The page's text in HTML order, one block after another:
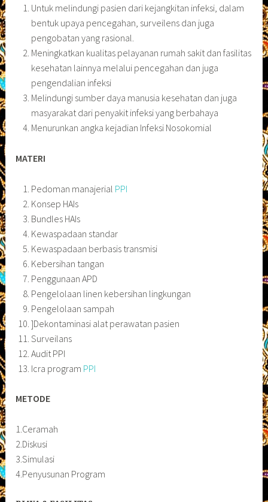
Untuk melindungi pasien dari kejangkitan infeksi, dalam
bentuk upaya pencegahan, surveilens dan juga
pengobatan yang rasional.
Meningkatkan kualitas pelayanan rumah sakit dan fasilitas
kesehatan lainnya melalui pencegahan dan juga
pengendalian infeksi
Melindungi sumber daya manusia kesehatan dan juga
masyarakat dari penyakit infeksi yang berbahaya
Menurunkan angka kejadian Infeksi Nosokomial
MATERI
Pedoman manajerial PPI
Konsep HAIs
Bundles HAIs
Kewaspadaan standar
Kewaspadaan berbasis transmisi
Kebersihan tangan
Penggunaan APD
Pengelolaan linen kebersihan lingkungan
Pengelolaan sampah
]Dekontaminasi alat perawatan pasien
Surveilans
Audit PPI
Icra program PPI
METODE
1.Ceramah
2.Diskusi
3.Simulasi
4.Penyusunan Program